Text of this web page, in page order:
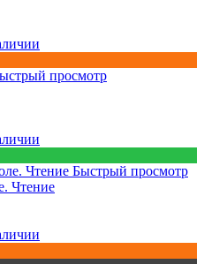
просмотр
Быстрый просмотр
Чтение